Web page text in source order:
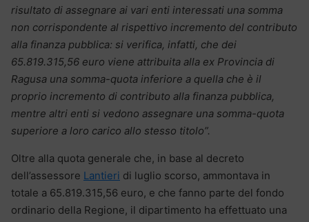
risultato di assegnare ai vari enti interessati una somma
non corrispondente al rispettivo incremento del contributo
alla finanza pubblica: si verifica, infatti, che dei
65.819.315,56 euro viene attribuita alla ex Provincia di
Ragusa una somma-quota inferiore a quella che è il
proprio incremento di contributo alla finanza pubblica,
mentre altri enti si vedono assegnare una somma-quota
superiore a loro carico allo stesso titolo”.
Oltre alla quota generale che, in base al decreto
dell’assessore Lantieri di luglio scorso, ammontava in
totale a 65.819.315,56 euro, e che fanno parte del fondo
ordinario della Regione, il dipartimento ha effettuato una